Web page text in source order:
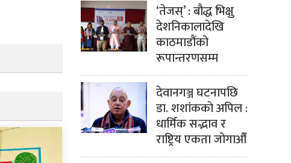
‘तेजस्’ : बौद्ध भिक्षु
देशनिकालादेखि
काठमाडौंको
रूपान्तरणसम्म
देवानगञ्ज घटनापछि
डा. शशांककाे अपिल :
धार्मिक सद्भाव र
राष्ट्रिय एकता जोगाऔँ